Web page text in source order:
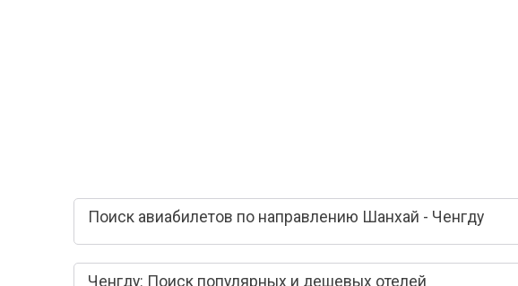
Поиск авиабилетов по направлению Шанхай - Ченгду
Ченгду: Поиск популярных и дешевых отелей